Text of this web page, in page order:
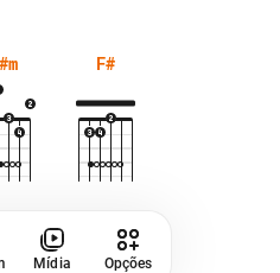
F#
Mídia Opções